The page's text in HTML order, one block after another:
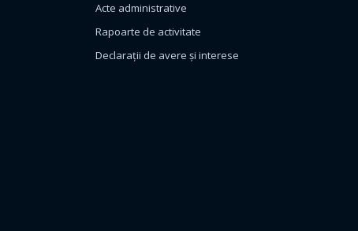
Acte administrative
Rapoarte de activitate
Declarații de avere și interese